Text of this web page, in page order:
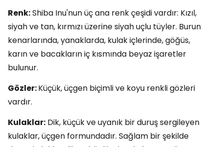
Renk:Shiba Inu'nun üç ana renk çeşidi vardır: Kızıl,
siyah ve tan, kırmızı üzerine siyah uçlu tüyler. Burun
kenarlarında, yanaklarda, kulak içlerinde, göğüs,
karın ve bacakların iç kısmında beyaz işaretler
bulunur.
Gözler:Küçük, üçgen biçimli ve koyu renkli gözleri
vardır.
Kulaklar: Dik, küçük ve uyanık bir duruş sergileyen
kulaklar, üçgen formundadır. Sağlam bir şekilde